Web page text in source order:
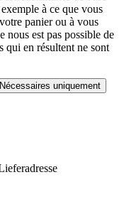
à ce que vous
panier ou à vous
nous est pas possible de
qui en résultent ne sont
Nécessaires uniquement